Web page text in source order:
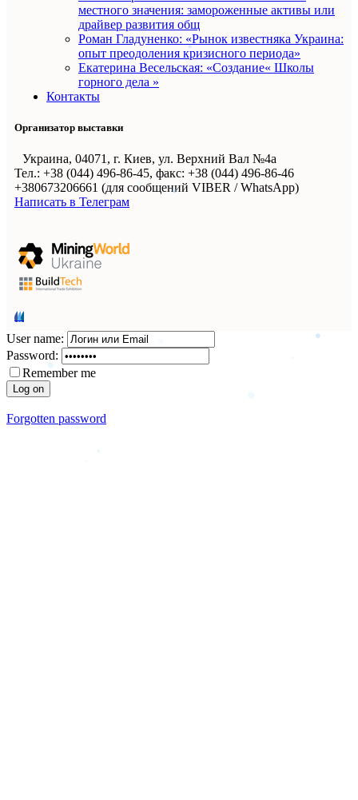
местного значения: замороженные активы или
драйвер развития общ
Роман Гладуненко: «Рынок известняка Украина:
опыт преодоления кризисного периода»
Екатерина Весельская: «Создание« Школы
горного дела »
Контакты
Организатор выставки
Украина, 04071, г. Киев, ул. Верхний Вал №4а
Тел.: +38 (044) 496-86-45, факс: +38 (044) 496-86-46
+380673206661 (для сообщений VIBER / WhatsApp)
Написать в Телеграм
User name:
Password:
Remember me
Forgotten password